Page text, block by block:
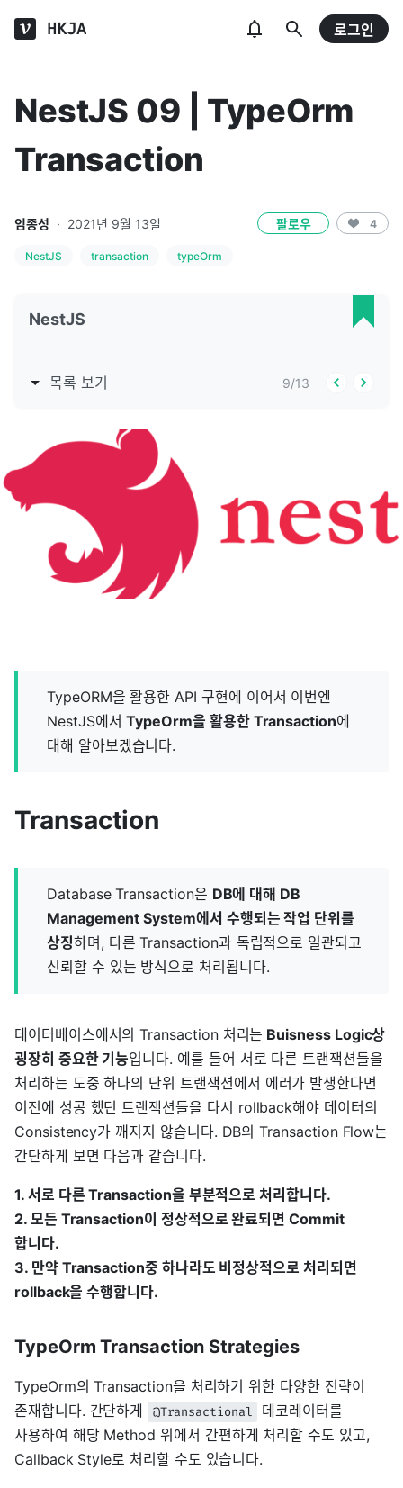
HKJA 로그인
NestJS 09 | TypeOrm
Transaction
임종성 · 2021년 9월 13일 팔로우 4
NestJS transaction typeOrm
NestJS
목록 보기 9/13
TypeORM을 활용한 API 구현에 이어서 이번엔
NestJS에서TypeOrm을 활용한 Transaction에
대해 알아보겠습니다.
Transaction
Database Transaction은 DB에 대해 DB
Management System에서 수행되는 작업 단위를
상징하며, 다른 Transaction과 독립적으로 일관되고
신뢰할 수 있는 방식으로 처리됩니다.
데이터베이스에서의 Transaction 처리는 Buisness Logic상
굉장히 중요한 기능입니다. 예를 들어 서로 다른 트랜잭션들을
처리하는 도중 하나의 단위 트랜잭션에서 에러가 발생한다면
이전에 성공 했던 트랜잭션들을 다시 rollback해야 데이터의
Consistency가 깨지지 않습니다. DB의 Transaction Flow는
간단하게 보면 다음과 같습니다.
1. 서로 다른 Transaction을 부분적으로 처리합니다.
2. 모든 Transaction이 정상적으로 완료되면 Commit
합니다.
3. 만약 Transaction중 하나라도 비정상적으로 처리되면
rollback을 수행합니다.
TypeOrm Transaction Strategies
TypeOrm의 Transaction을 처리하기 위한 다양한 전략이
존재합니다. 간단하게
@Transactional
데코레이터를
사용하여 해당 Method 위에서 간편하게 처리할 수도 있고,
Callback Style로 처리할 수도 있습니다.